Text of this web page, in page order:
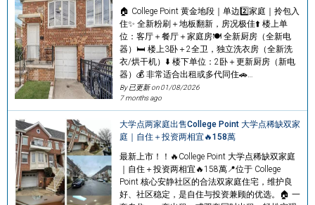
🏠 College Point 黄金地段｜单边2️⃣家庭｜拎包入
住✨ 全新粉刷＋地板翻新，房况极佳⬆️ 楼上单
位：客厅＋餐厅＋家庭房🍽️ 全新厨房（全新电
器）🛏️ 楼上3卧＋2全卫，独立洗衣房（全新洗
衣/烘干机）⬇️ 楼下单位：2卧＋更新厨房（新电
器）💰 非常适合出租或多代同住🚗…
By 已更新 on01/08/2026
7 months ago
大学点两家庭出售College Point 大学点稀缺双家
庭｜自住＋投资两相宜🔥158萬
最新上市！！🔥College Point 大学点稀缺双家庭
｜自住＋投资两相宜🔥158萬📍位于 College
Point 核心安静社区的合法双家庭住宅，维护良
好、社区稳定，是自住与投资兼顾的优选。🏠 一